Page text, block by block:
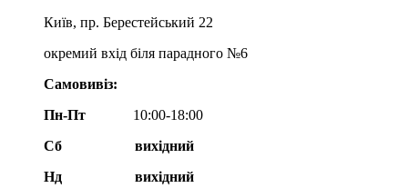
Київ, пр. Берестейський 22
окремий вхід біля парадного №6
Самовивіз:
Пн-Пт
10:00-18:00
Сб
вихідний
Нд
вихідний